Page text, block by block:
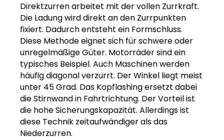
Direktzurren arbeitet mit der vollen Zurrkraft.
Die Ladung wird direkt an den Zurrpunkten
fixiert. Dadurch entsteht ein Formschluss.
Diese Methode eignet sich für schwere oder
unregelmäßige Güter. Motorräder sind ein
typisches Beispiel. Auch Maschinen werden
häufig diagonal verzurrt. Der Winkel liegt meist
unter 45 Grad. Das Kopflashing ersetzt dabei
die Stirnwand in Fahrtrichtung. Der Vorteil ist
die hohe Sicherungskapazität. Allerdings ist
diese Technik zeitaufwändiger als das
Niederzurren.